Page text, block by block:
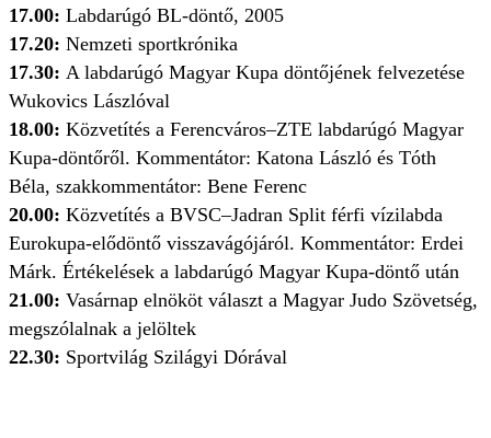
17.00: Labdarúgó BL-döntő, 2005
17.20: Nemzeti sportkrónika
17.30: A labdarúgó Magyar Kupa döntőjének felvezetése
Wukovics Lászlóval
18.00: Közvetítés a Ferencváros–ZTE labdarúgó Magyar
Kupa-döntőről. Kommentátor: Katona László és Tóth
Béla, szakkommentátor: Bene Ferenc
20.00: Közvetítés a BVSC–Jadran Split férfi vízilabda
Eurokupa-elődöntő visszavágójáról. Kommentátor: Erdei
Márk. Értékelések a labdarúgó Magyar Kupa-döntő után
21.00: Vasárnap elnököt választ a Magyar Judo Szövetség,
megszólalnak a jelöltek
22.30: Sportvilág Szilágyi Dórával